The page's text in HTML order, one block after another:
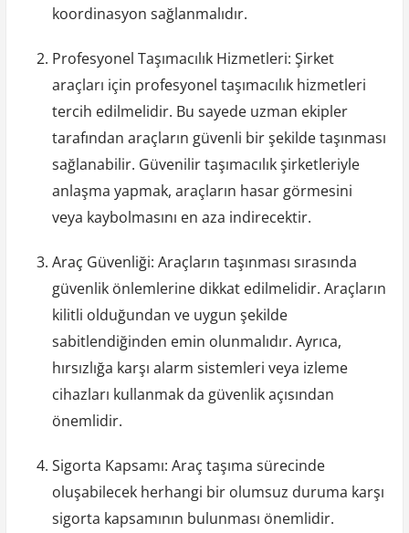
koordinasyon sağlanmalıdır.
Profesyonel Taşımacılık Hizmetleri: Şirket
araçları için profesyonel taşımacılık hizmetleri
tercih edilmelidir. Bu sayede uzman ekipler
tarafından araçların güvenli bir şekilde taşınması
sağlanabilir. Güvenilir taşımacılık şirketleriyle
anlaşma yapmak, araçların hasar görmesini
veya kaybolmasını en aza indirecektir.
Araç Güvenliği: Araçların taşınması sırasında
güvenlik önlemlerine dikkat edilmelidir. Araçların
kilitli olduğundan ve uygun şekilde
sabitlendiğinden emin olunmalıdır. Ayrıca,
hırsızlığa karşı alarm sistemleri veya izleme
cihazları kullanmak da güvenlik açısından
önemlidir.
Sigorta Kapsamı: Araç taşıma sürecinde
oluşabilecek herhangi bir olumsuz duruma karşı
sigorta kapsamının bulunması önemlidir.